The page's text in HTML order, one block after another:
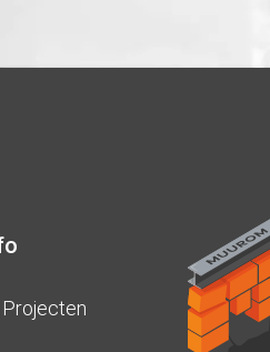
Projecten